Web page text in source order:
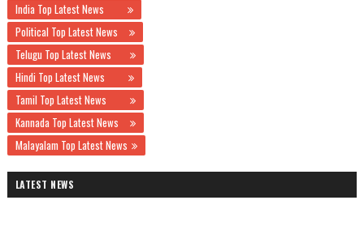
India Top Latest News
Political Top Latest News
Telugu Top Latest News
Hindi Top Latest News
Tamil Top Latest News
Kannada Top Latest News
Malayalam Top Latest News
LATEST NEWS